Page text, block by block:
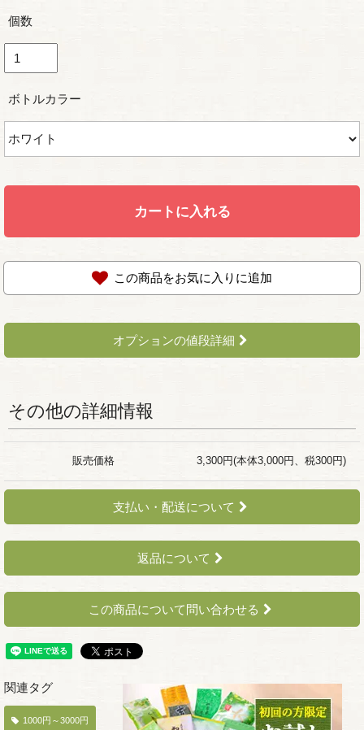
個数
ボトルカラー
カートに入れる
この商品をお気に入りに追加
オプションの値段詳細
その他の詳細情報
販売価格 3,300円(本体3,000円、税300円)
支払い・配送について
返品について
この商品について問い合わせる
関連タグ
1000円～3000円